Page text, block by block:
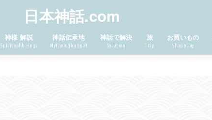
日本神話.com
神様 解説
Spiritual beings
神話伝承地
Mythologicalspot
神話で解決
Solution
旅
Trip
お買いもの
Shopping